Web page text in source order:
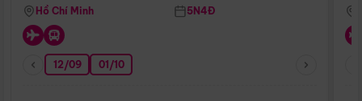
Hồ Chí Minh 5N4Đ
12/09 01/10